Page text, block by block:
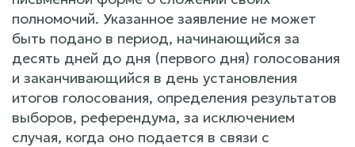
полномочий. Указанное заявление не может
быть подано в период, начинающийся за
десять дней до дня (первого дня) голосования
и заканчивающийся в день установления
итогов голосования, определения результатов
выборов, референдума, за исключением
случая, когда оно подается в связи с